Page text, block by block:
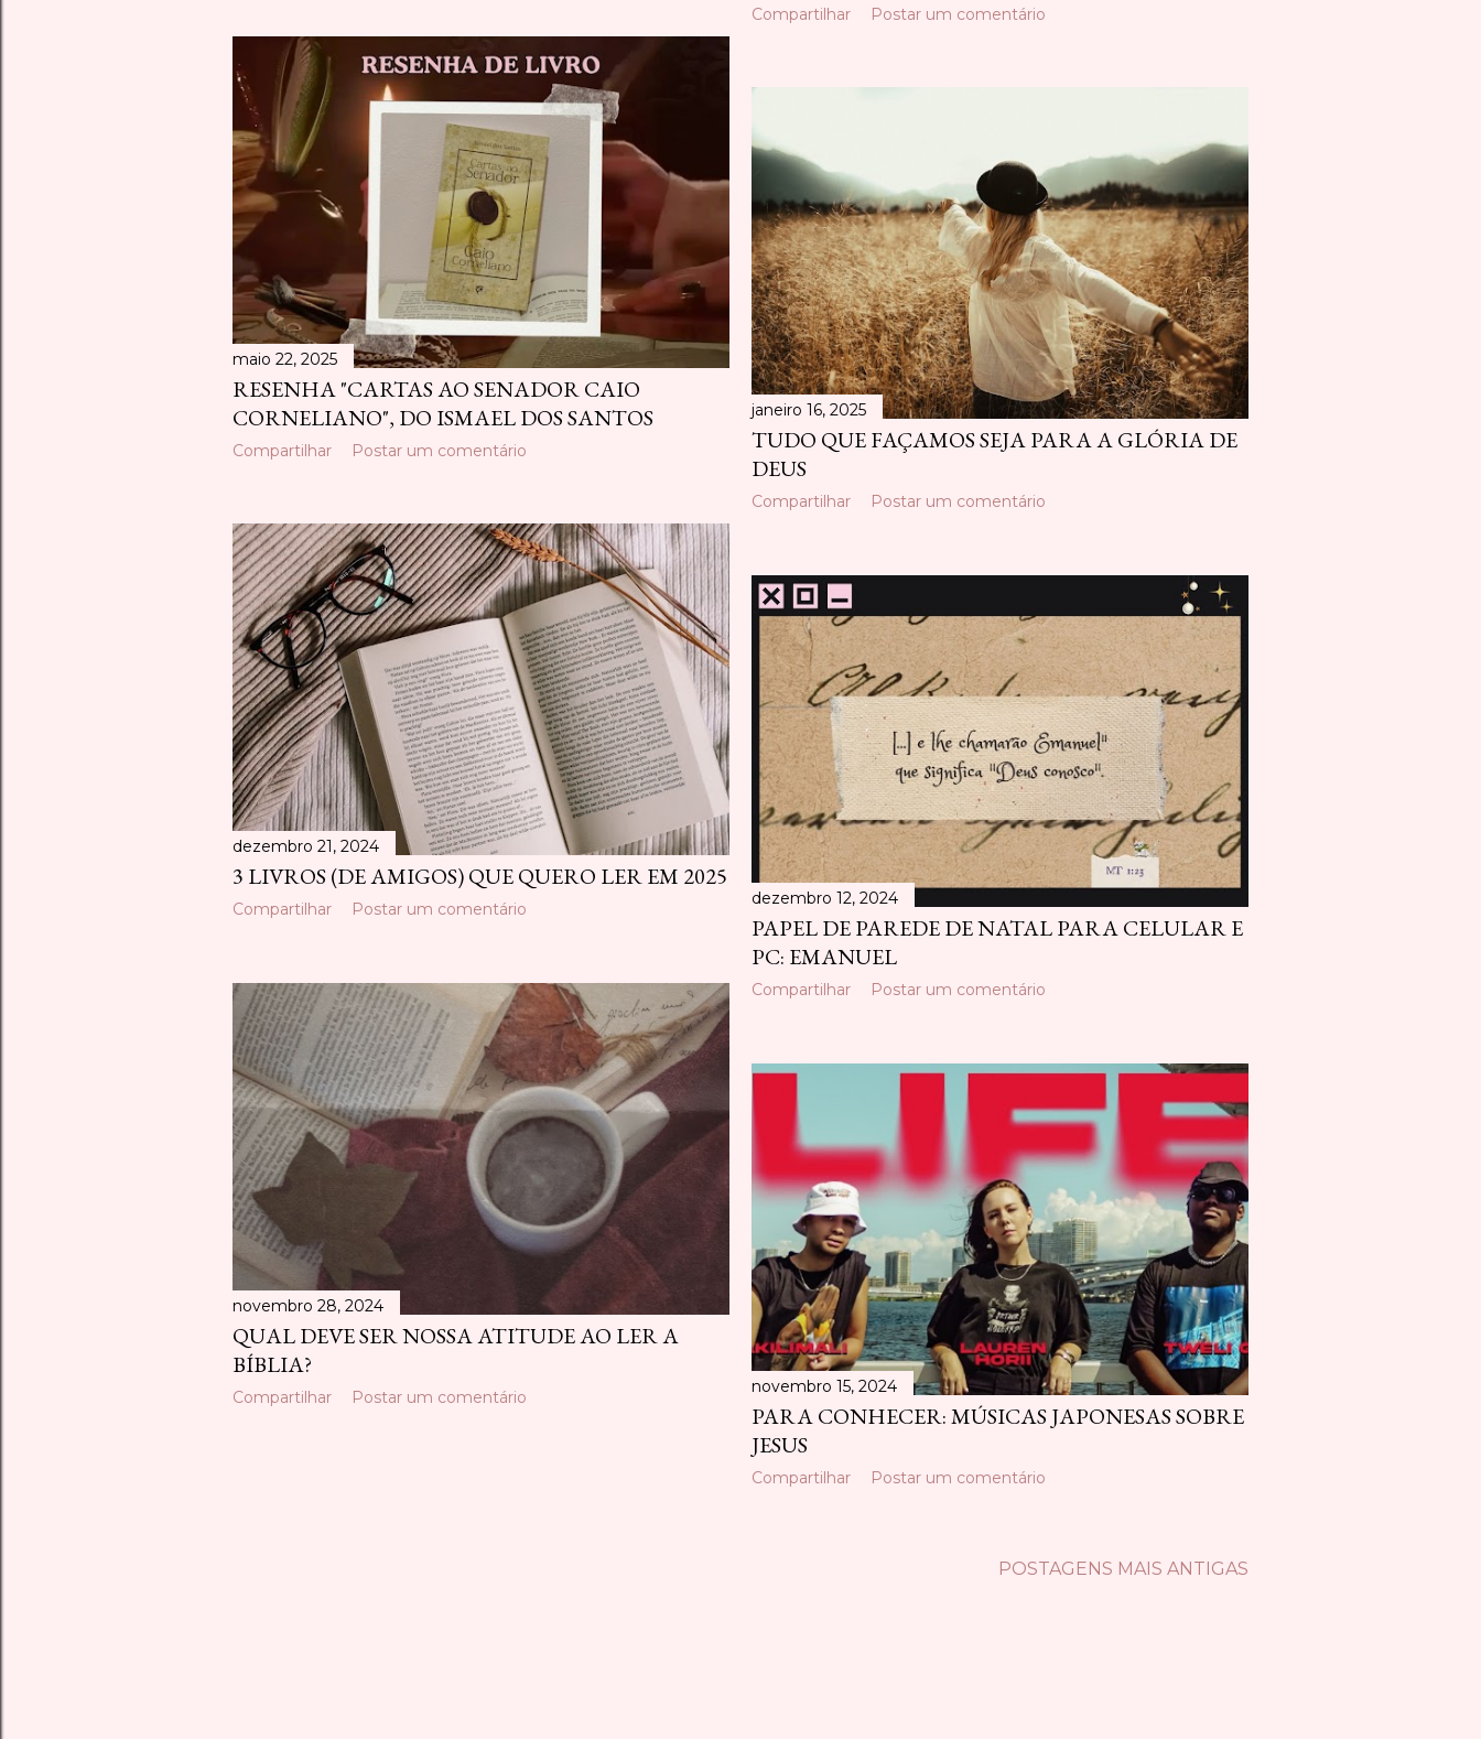
Compartilhar Postar um comentário
maio 22, 2025
RESENHA "CARTAS AO SENADOR CAIO
CORNELIANO", DO ISMAEL DOS SANTOS
Compartilhar Postar um comentário
janeiro 16, 2025
TUDO QUE FAÇAMOS SEJA PARA A GLÓRIA DE
DEUS
Compartilhar Postar um comentário
dezembro 21, 2024
3 LIVROS (DE AMIGOS) QUE QUERO LER EM 2025
Compartilhar Postar um comentário
dezembro 12, 2024
PAPEL DE PAREDE DE NATAL PARA CELULAR E
PC: EMANUEL
Compartilhar Postar um comentário
novembro 28, 2024
QUAL DEVE SER NOSSA ATITUDE AO LER A
BÍBLIA?
Compartilhar Postar um comentário
novembro 15, 2024
PARA CONHECER: MÚSICAS JAPONESAS SOBRE
JESUS
Compartilhar Postar um comentário
POSTAGENS MAIS ANTIGAS